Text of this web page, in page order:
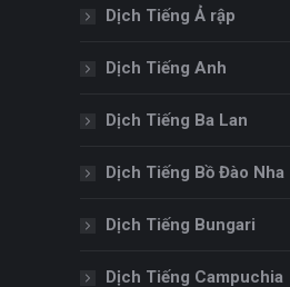
Dịch Tiếng Ả rập
Dịch Tiếng Anh
Dịch Tiếng Ba Lan
Dịch Tiếng Bồ Đào Nha
Dịch Tiếng Bungari
Dịch Tiếng Campuchia